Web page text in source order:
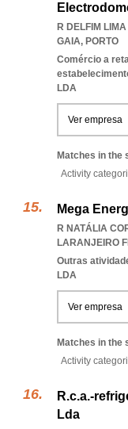
R DELFIM
GAIA, PORTO
Comércio a
LDA
Ver empresa
Matches in the
Activity
Mega
R NATÁLIA
LARANJEIRO
Outras
LDA
Ver empresa
Matches in the
Activity
R.c.a.-
Lda